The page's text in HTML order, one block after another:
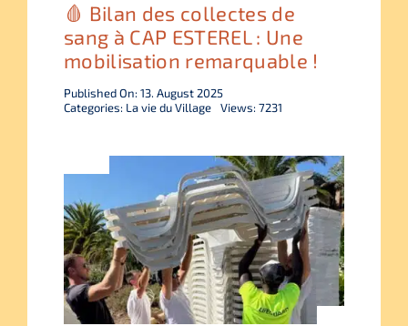
🩸 Bilan des collectes de
sang à CAP ESTEREL : Une
mobilisation remarquable !
Published On: 13. August 2025
Categories: La vie du Village Views: 7231